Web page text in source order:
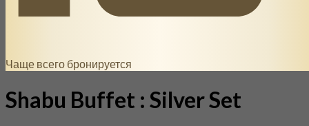
Чаще всего бронируется
Shabu Buffet : Silver Set